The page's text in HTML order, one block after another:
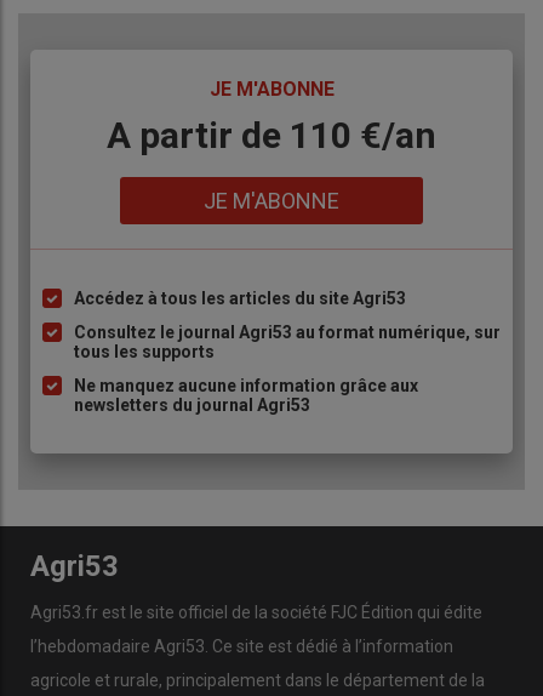
JE M'ABONNE
BodyA partir de 110 €/an
JE M'ABONNE
Liste
à
puce
Accédez à tous les articles du site Agri53
Consultez le journal Agri53 au format numérique, sur
tous les supports
Ne manquez aucune information grâce aux
newsletters du journal Agri53
Agri53
Agri53.fr est le site officiel de la société FJC Édition qui édite
l’hebdomadaire Agri53. Ce site est dédié à l’information
agricole et rurale, principalement dans le département de la